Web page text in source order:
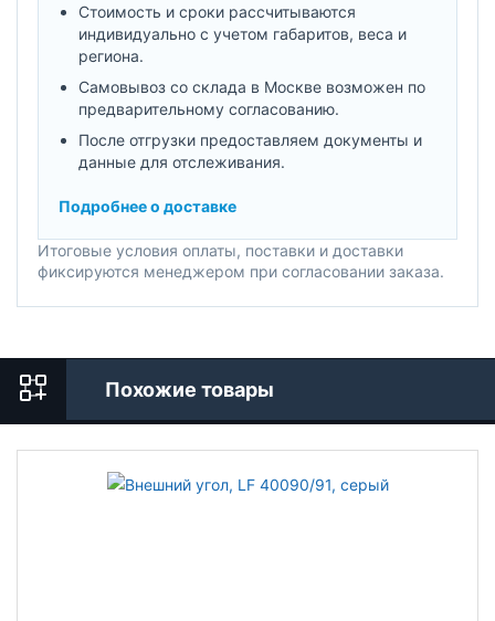
Стоимость и сроки рассчитываются
индивидуально с учетом габаритов, веса и
региона.
Самовывоз со склада в Москве возможен по
предварительному согласованию.
После отгрузки предоставляем документы и
данные для отслеживания.
Подробнее о доставке
Итоговые условия оплаты, поставки и доставки
фиксируются менеджером при согласовании заказа.
Похожие товары